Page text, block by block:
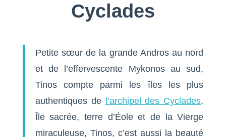
Cyclades
Petite sœur de la grande Andros au nord
et de l’effervescente Mykonos au sud,
Tinos compte parmi les îles les plus
authentiques de
l’archipel des Cyclades.
Île sacrée, terre d’Éole et de la Vierge
miraculeuse, Tinos, c’est aussi la beauté